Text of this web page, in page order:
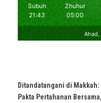
Ditandatangani di
Pakta Pertahanan